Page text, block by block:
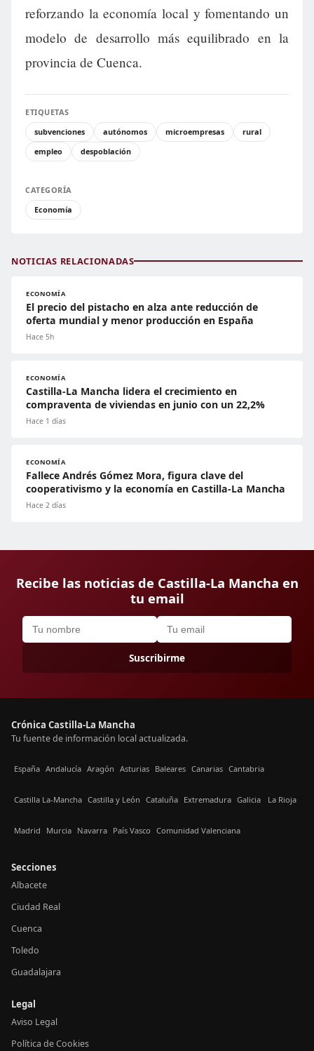
reforzando la economía local y fomentando un
modelo de desarrollo más equilibrado en la
provincia de Cuenca.
ETIQUETAS
subvenciones
autónomos microempresas
rural
empleo
despoblación
CATEGORÍA
Economía
NOTICIAS RELACIONADAS
ECONOMÍA
El precio del pistacho en alza ante reducción de
oferta mundial y menor producción en España
Hace 5h
ECONOMÍA
Castilla-La Mancha lidera el crecimiento en
compraventa de viviendas en junio con un 22,2%
Hace 1 días
ECONOMÍA
Fallece Andrés Gómez Mora, figura clave del
cooperativismo y la economía en Castilla-La Mancha
Hace 2 días
Recibe las noticias de Castilla-La Mancha en
tu email
Suscribirme
Crónica Castilla-La Mancha
Tu fuente de información local actualizada.
España Andalucía Aragón Asturias Baleares Canarias Cantabria
Castilla La-Mancha Castilla y León Cataluña Extremadura Galicia La Rioja
Madrid Murcia Navarra País Vasco Comunidad Valenciana
Secciones
Albacete
Ciudad Real
Cuenca
Toledo
Guadalajara
Legal
Aviso Legal
Política de Cookies